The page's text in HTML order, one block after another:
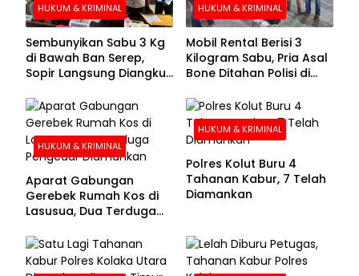
HUKUM & KRIMINAL
Sembunyikan Sabu 3 Kg
di Bawah Ban Serep,
Sopir Langsung Diangkut
HUKUM & KRIMINAL
Mobil Rental Berisi 3
Kilogram Sabu, Pria Asal
Bone Ditahan Polisi di
HUKUM & KRIMINAL
Aparat Gabungan
Gerebek Rumah Kos di
Lasusua, Dua Terduga
HUKUM & KRIMINAL
Polres Kolut Buru 4
Tahanan Kabur, 7 Telah
Diamankan